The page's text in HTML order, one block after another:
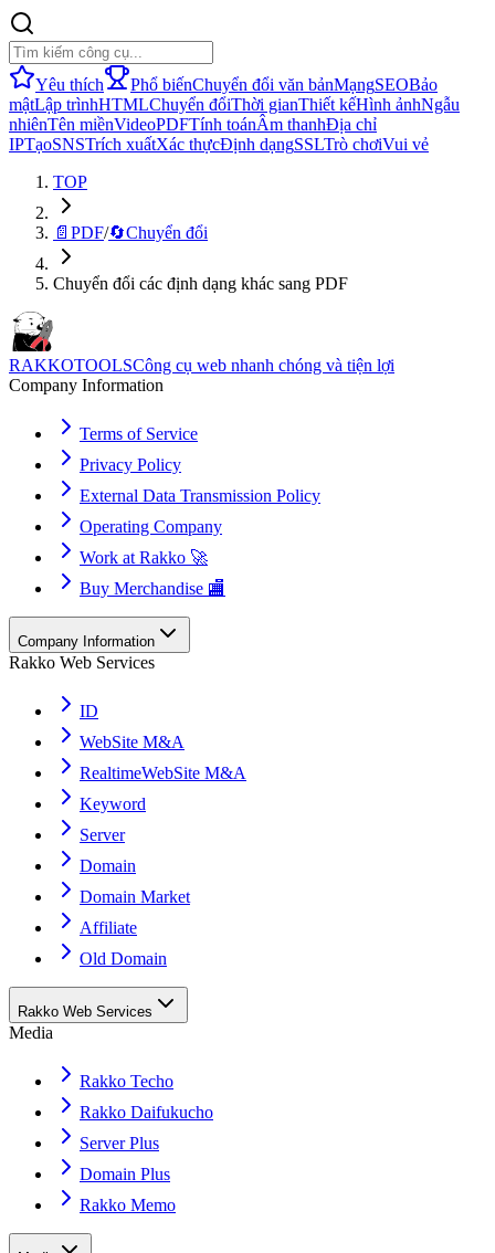
Yêu thích Phổ biếnChuyển đổi văn bảnMạngSEOBảo
mậtLập trìnhHTMLChuyển đổiThời gianThiết kếHình ảnhNgẫu
nhiênTên miềnVideoPDFTính toánÂm thanhĐịa chỉ
IPTạoSNSTrích xuấtXác thựcĐịnh dạngSSLTrò chơiVui vẻ
TOP
📄 PDF/🔄Chuyển đổi
Chuyển đổi các định dạng khác sang PDF
RAKKOTOOLSCông cụ web nhanh chóng và tiện lợi
Company Information
Terms of Service
Privacy Policy
External Data Transmission Policy
Operating Company
Work at Rakko 🚀
Buy Merchandise 🏬
Company Information
Rakko Web Services
ID
WebSite M&A
RealtimeWebSite M&A
Keyword
Server
Domain
Domain Market
Affiliate
Old Domain
Rakko Web Services
Media
Rakko Techo
Rakko Daifukucho
Server Plus
Domain Plus
Rakko Memo